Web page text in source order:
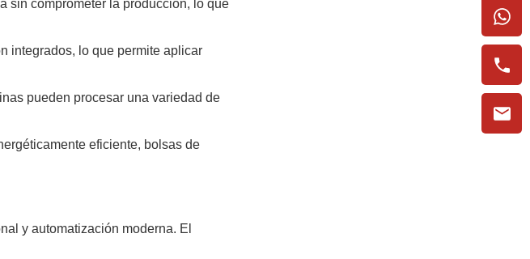
sin comprometer la producción, lo que
integrados, lo que permite aplicar
pueden procesar una variedad de
eficiente, bolsas de
y automatización moderna. El